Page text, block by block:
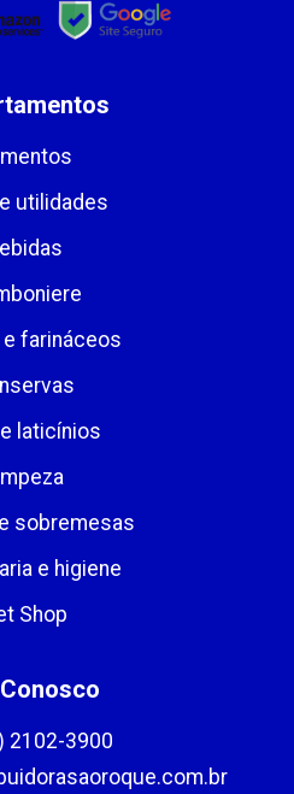
utilidades
e farináceos
laticínios
sobremesas
e higiene
Shop
2102-3900